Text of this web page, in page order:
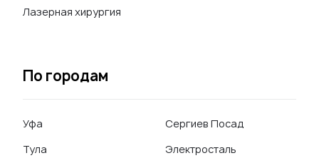
Лазерная хирургия
По городам
Уфа
Тула
Сергиев Посад
Электросталь